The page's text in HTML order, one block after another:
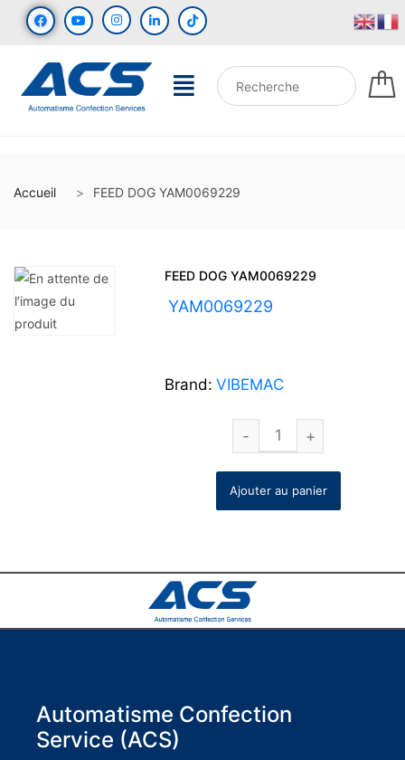
Accueil FEED DOG YAM0069229
FEED DOG YAM0069229
UGS :YAM0069229
Brand: VIBEMAC
Ajouter au panier
Automatisme Confection
Service (ACS)